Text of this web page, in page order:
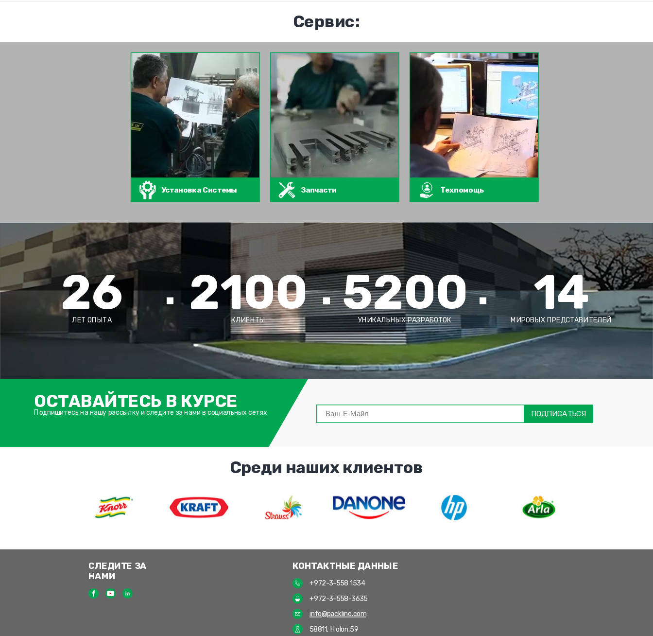
Сервис:
Установка Системы Запчасти Техпомощь
26
ЛЕТ ОПЫТА 2100
КЛИЕНТЫ 5200
УНИКАЛЬНЫХ РАЗРАБОТОК 14
МИРОВЫХ ПРЕДСТАВИТЕЛЕЙ
ОСТАВАЙТЕСЬ В КУРСЕ
Подпишитесь на нашу рассылку и следите за нами в социальных сетях ПОДПИСАТЬСЯ
Среди наших клиентов
СЛЕДИТЕ ЗА
НАМИ
КОНТАКТНЫЕ ДАННЫЕ
+972-3-558 1534
+972-3-558-3635
info@packline.com
58811, Holon,59